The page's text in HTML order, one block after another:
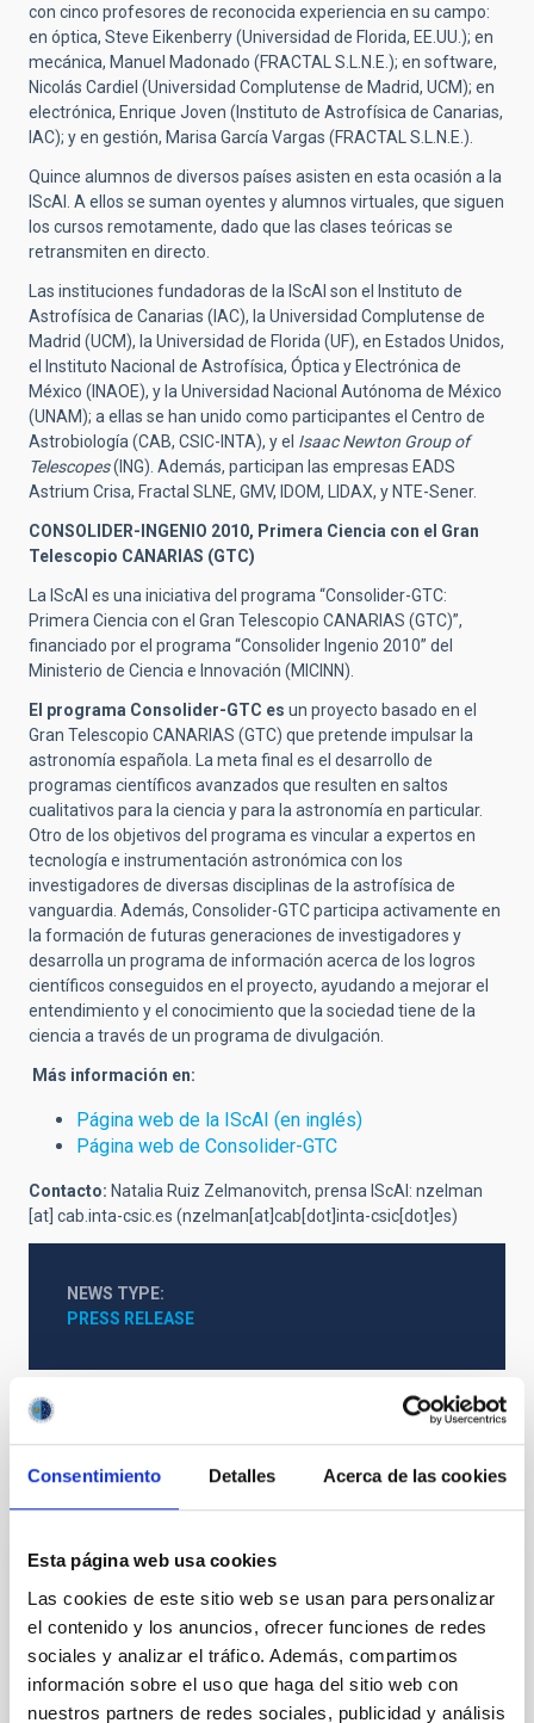
Consentimiento Detalles Acerca de las cookies
Esta página web usa cookies
Las cookies de este sitio web se usan para personalizar
el contenido y los anuncios, ofrecer funciones de redes
sociales y analizar el tráfico. Además, compartimos
información sobre el uso que haga del sitio web con
nuestros partners de redes sociales, publicidad y análisis
con cinco profesores de reconocida experiencia en su campo:
en óptica, Steve Eikenberry (Universidad de Florida, EE.UU.); en
mecánica, Manuel Madonado (FRACTAL S.L.N.E.); en software,
Nicolás Cardiel (Universidad Complutense de Madrid, UCM); en
electrónica, Enrique Joven (Instituto de Astrofísica de Canarias,
IAC); y en gestión, Marisa García Vargas (FRACTAL S.L.N.E.).
Quince alumnos de diversos países asisten en esta ocasión a la
IScAI. A ellos se suman oyentes y alumnos virtuales, que siguen
los cursos remotamente, dado que las clases teóricas se
retransmiten en directo.
Las instituciones fundadoras de la IScAI son el Instituto de
Astrofísica de Canarias (IAC), la Universidad Complutense de
Madrid (UCM), la Universidad de Florida (UF), en Estados Unidos,
el Instituto Nacional de Astrofísica, Óptica y Electrónica de
México (INAOE), y la Universidad Nacional Autónoma de México
(UNAM); a ellas se han unido como participantes el Centro de
Astrobiología (CAB, CSIC-INTA), y el Isaac Newton Group of
Telescopes(ING). Además, participan las empresas EADS
Astrium Crisa, Fractal SLNE, GMV, IDOM, LIDAX, y NTE-Sener.
CONSOLIDER-INGENIO 2010, Primera Ciencia con el Gran
Telescopio CANARIAS (GTC)
La IScAI es una iniciativa del programa “Consolider-GTC:
Primera Ciencia con el Gran Telescopio CANARIAS (GTC)”,
financiado por el programa “Consolider Ingenio 2010” del
Ministerio de Ciencia e Innovación (MICINN).
El programa Consolider-GTC es un proyecto basado en el
Gran Telescopio CANARIAS (GTC) que pretende impulsar la
astronomía española. La meta final es el desarrollo de
programas científicos avanzados que resulten en saltos
cualitativos para la ciencia y para la astronomía en particular.
Otro de los objetivos del programa es vincular a expertos en
tecnología e instrumentación astronómica con los
investigadores de diversas disciplinas de la astrofísica de
vanguardia. Además, Consolider-GTC participa activamente en
la formación de futuras generaciones de investigadores y
desarrolla un programa de información acerca de los logros
científicos conseguidos en el proyecto, ayudando a mejorar el
entendimiento y el conocimiento que la sociedad tiene de la
ciencia a través de un programa de divulgación.
Más información en:
Página web de la IScAI (en inglés)
Página web de Consolider-GTC
Contacto: Natalia Ruiz Zelmanovitch, prensa IScAI: nzelman
[at] cab.inta-csic.es (nzelman[at]cab[dot]inta-csic[dot]es)
NEWS TYPE
PRESS RELEASE
It may interest you
PRESS RELEASE
The IAC wins the third ERC European
Council 2025 grant with a project about the
first stars in the Universe
IAC researcher David Aguado has obtained a